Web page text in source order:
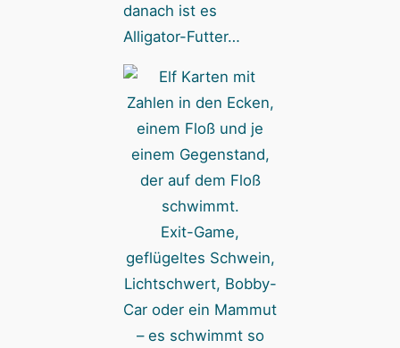
danach ist es
Alligator-Futter…
Exit-Game,
geflügeltes Schwein,
Lichtschwert, Bobby-
Car oder ein Mammut
– es schwimmt so